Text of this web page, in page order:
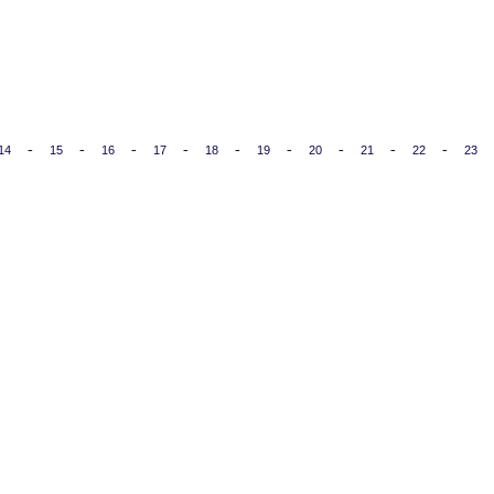
14 - 15 - 16 - 17 - 18 - 19 - 20 - 21 - 22 - 23